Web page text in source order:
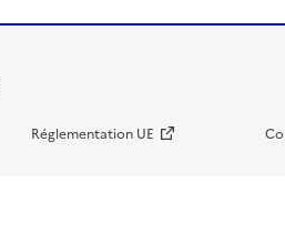
Réglementation UE